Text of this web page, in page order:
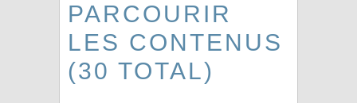
PARCOURIR
LES CONTENUS
(30 TOTAL)